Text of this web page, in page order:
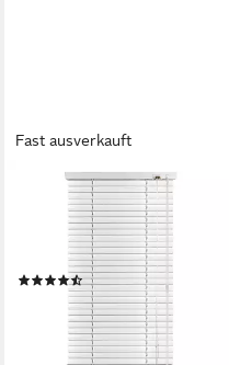
Fast ausverkauft
EUROHARRY
Jalousie Alu minium 25mm
mit Bohren Fenster Rollo
Montage Venetian Blind
(94)
ab 9,50 € UVP21,00 €
lieferbar - in 6-8 Werktagen bei dir